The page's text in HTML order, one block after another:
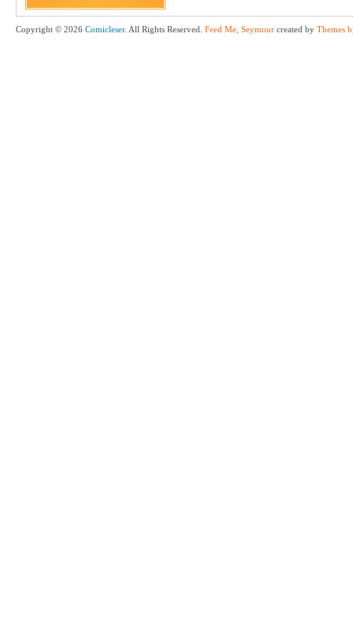
Copyright © 2026 Comicleser. All Rights Reserved. Feed Me, Seymour created by Themes